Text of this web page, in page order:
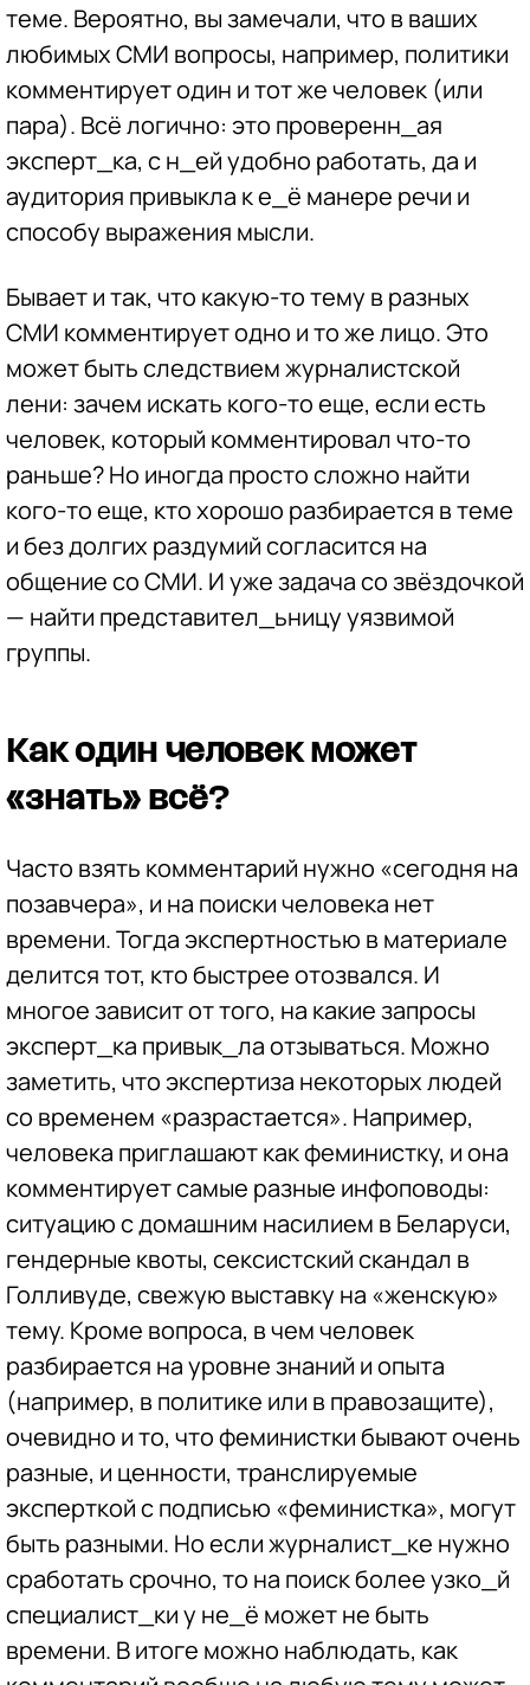
теме. Вероятно, вы замечали, что в ваших
любимых СМИ вопросы, например, политики
комментирует один и тот же человек (или
пара). Всё логично: это проверенн_ая
эксперт_ка, с н_ей удобно работать, да и
аудитория привыкла к е_ё манере речи и
способу выражения мысли.
Бывает и так, что какую-то тему в разных
СМИ комментирует одно и то же лицо. Это
может быть следствием журналистской
лени: зачем искать кого-то еще, если есть
человек, который комментировал что-то
раньше? Но иногда просто сложно найти
кого-то еще, кто хорошо разбирается в теме
и без долгих раздумий согласится на
общение со СМИ. И уже задача со звёздочкой
— найти представител_ьницу уязвимой
группы.
Как один человек может
«знать» всё?
Часто взять комментарий нужно «сегодня на
позавчера», и на поиски человека нет
времени. Тогда экспертностью в материале
делится тот, кто быстрее отозвался. И
многое зависит от того, на какие запросы
эксперт_ка привык_ла отзываться. Можно
заметить, что экспертиза некоторых людей
со временем «разрастается». Например,
человека приглашают как феминистку, и она
комментирует самые разные инфоповоды:
ситуацию с домашним насилием в Беларуси,
гендерные квоты, сексистский скандал в
Голливуде, свежую выставку на «женскую»
тему. Кроме вопроса, в чем человек
разбирается на уровне знаний и опыта
(например, в политике или в правозащите),
очевидно и то, что феминистки бывают очень
разные, и ценности, транслируемые
эксперткой с подписью «феминистка», могут
быть разными. Но если журналист_ке нужно
сработать срочно, то на поиск более узко_й
специалист_ки у не_ё может не быть
времени. В итоге можно наблюдать, как